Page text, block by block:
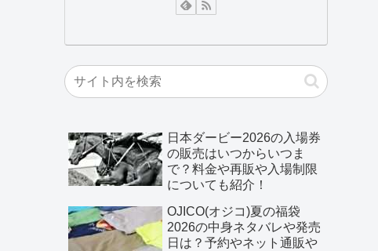
日本ダービー2026の入場券
の販売はいつからいつま
で？料金や再販や入場制限
についても紹介！
OJICO(オジコ)夏の福袋
2026の中身ネタバレや発売
日は？予約やネット通販や